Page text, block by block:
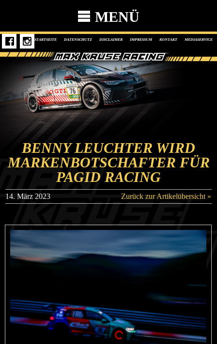
MENÜ
STARTSEITE DATENSCHUTZ DISCLAIMER IMPRESSUM KONTAKT MEDIASERVICE
BENNY LEUCHTER WIRD
MARKENBOTSCHAFTER FÜR
PAGID RACING
14. März 2023 Zurück zur Artikelübersicht »